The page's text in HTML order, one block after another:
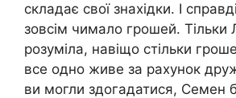
складає свої знахідки. І
зовсім чимало грошей. Тільки
розуміла, навіщо стільки
все одно живе за рахунок
ви могли здогадатися, Семен